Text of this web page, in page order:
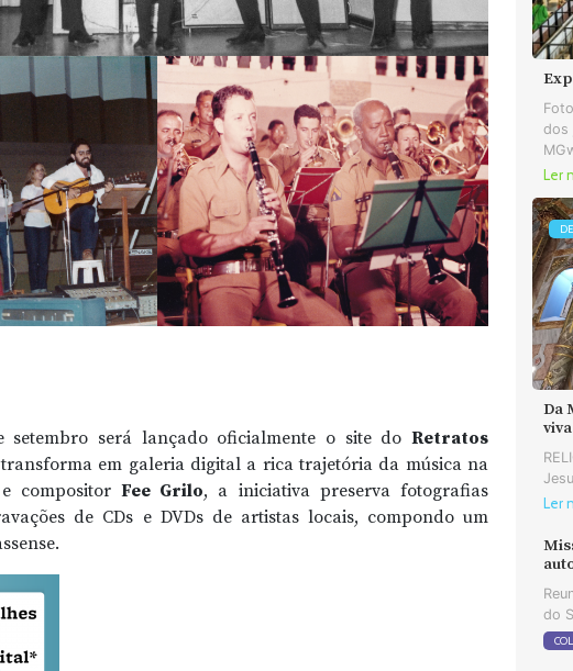
setembro será lançado oficialmente o site do Retratos
em galeria digital a rica trajetória da música na
compositorFee Grilo, a iniciativa preserva fotografias
de CDs e DVDs de artistas locais, compondo um
dos
Ler
Da
Ler
do